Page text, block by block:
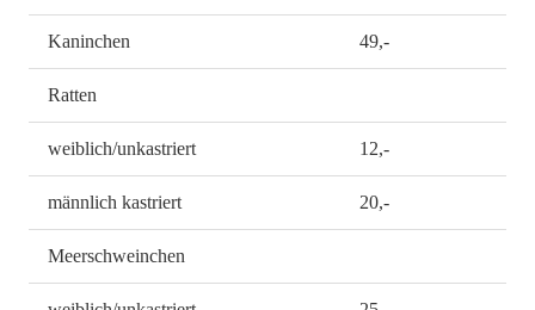
Kaninchen 49,-
Ratten
weiblich/unkastriert 12,-
männlich kastriert 20,-
Meerschweinchen